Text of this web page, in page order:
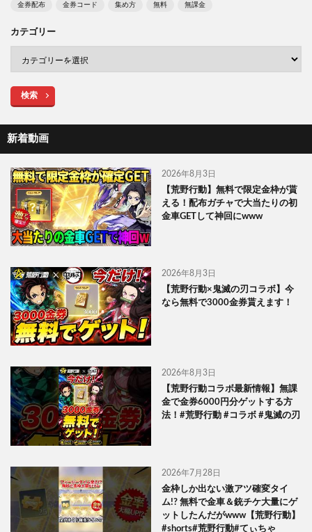
金券配布 金券コード 集め方 無料 無課金
カテゴリー
検索
新着動画
2026年8月3日
【荒野行動】無料で限定金枠が貰
える！配布ガチャで大当たりの初
金車GETして神回にwww
2026年8月3日
【荒野行動×鬼滅の刃コラボ】今
なら無料で3000金券貰えます！
2026年8月3日
【荒野行動コラボ最新情報】無課
金で金券6000円分ゲットする方
法！#荒野行動 #コラボ #鬼滅の刃
2026年7月28日
金枠しか出ない激アツ確変タイ
ム!? 無料で金車＆銃チケ大量にゲ
ットしたんだがwww【荒野行動】
#shorts#荒野行動#てぃちゃ